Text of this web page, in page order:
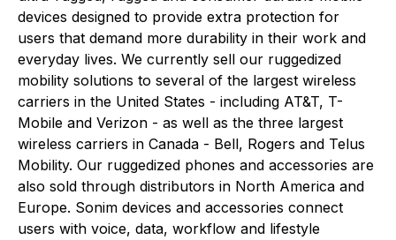
devices designed to provide extra protection for
users that demand more durability in their work and
everyday lives. We currently sell our ruggedized
mobility solutions to several of the largest wireless
carriers in the United States - including AT&T, T-
Mobile and Verizon - as well as the three largest
wireless carriers in Canada - Bell, Rogers and Telus
Mobility. Our ruggedized phones and accessories are
also sold through distributors in North America and
Europe. Sonim devices and accessories connect
users with voice, data, workflow and lifestyle